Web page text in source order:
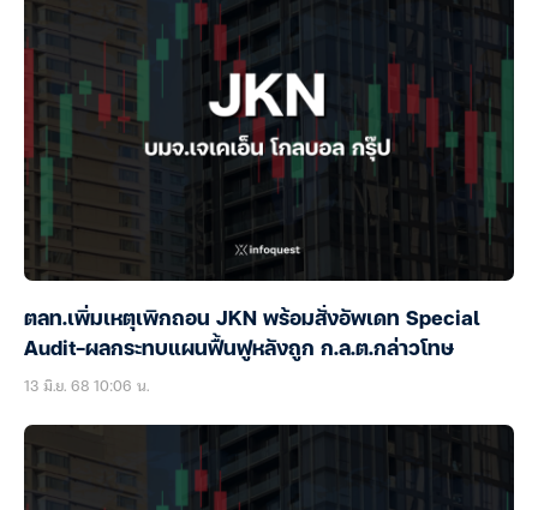
ตลท.เพิ่มเหตุเพิกถอน JKN พร้อมสั่งอัพเดท Special
Audit-ผลกระทบแผนฟื้นฟูหลังถูก ก.ล.ต.กล่าวโทษ
13 มิ.ย. 68 10:06 น.